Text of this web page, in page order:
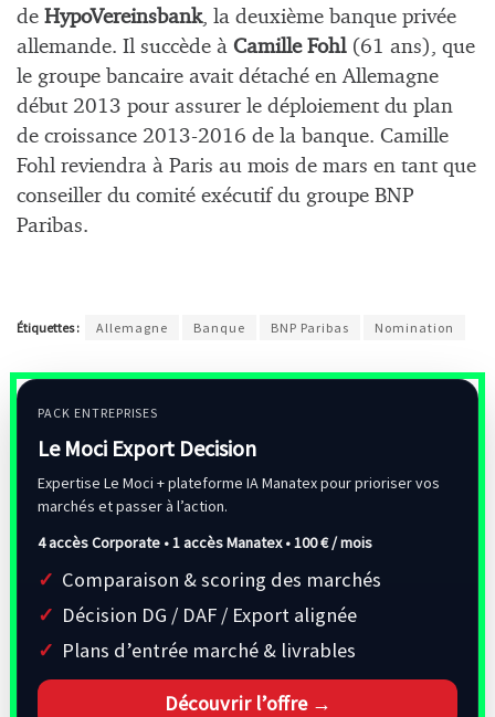
de HypoVereinsbank, la deuxième banque privée
allemande. Il succède à Camille Fohl(61 ans), que
le groupe bancaire avait détaché en Allemagne
début 2013 pour assurer le déploiement du plan
de croissance 2013-2016 de la banque. Camille
Fohl reviendra à Paris au mois de mars en tant que
conseiller du comité exécutif du groupe BNP
Paribas.
Étiquettes : Allemagne Banque BNP Paribas Nomination
PACK ENTREPRISES
Le Moci Export Decision
Expertise Le Moci + plateforme IA Manatex pour prioriser vos
marchés et passer à l’action.
4 accès Corporate • 1 accès Manatex •100 € / mois
Comparaison & scoring des marchés
Décision DG / DAF / Export alignée
Plans d’entrée marché & livrables
Découvrir l’offre →